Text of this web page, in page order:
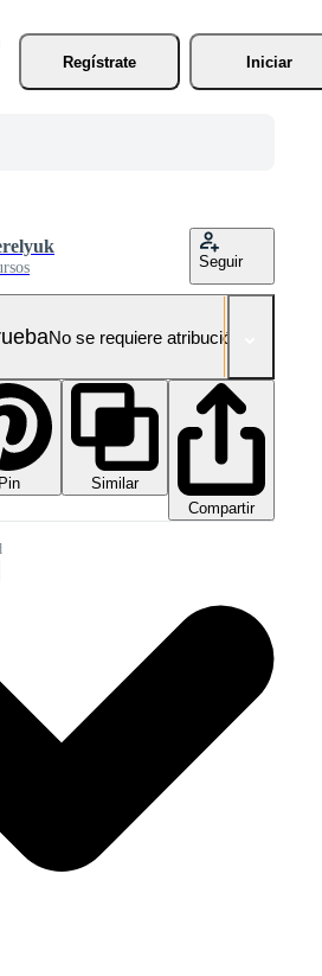
Regístrate
Iniciar
Seguir
No se requiere atribución!
Pin
Similar
Compartir